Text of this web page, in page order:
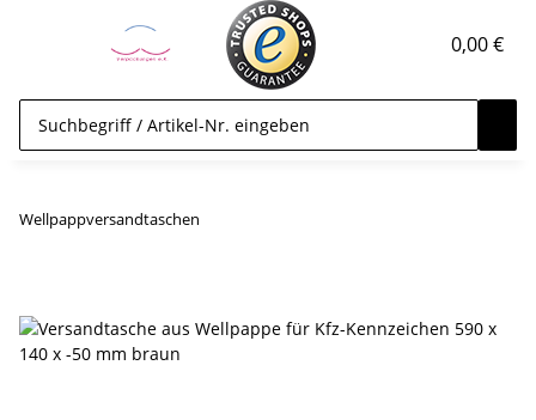
0,00 €
Wellpappversandtaschen